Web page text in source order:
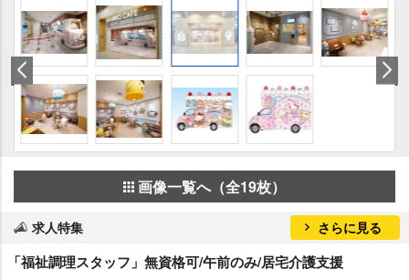
画像一覧へ（全19枚）
求人特集 さらに見る
「福祉調理スタッフ」無資格可/午前のみ/居宅介護支援